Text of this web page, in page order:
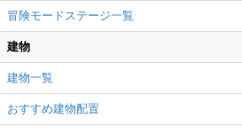
冒険モードステージ一覧
建物
建物一覧
おすすめ建物配置